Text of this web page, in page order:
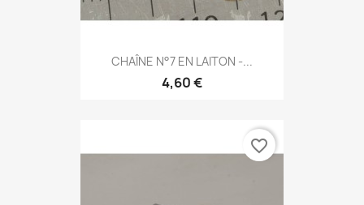
CHAÎNE N°7 EN LAITON -...
4,60 €
favorite_border